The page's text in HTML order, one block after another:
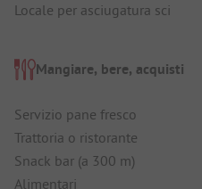
Locale per asciugatura sci
Mangiare, bere, acquisti
Servizio pane fresco
Trattoria o ristorante
Snack bar (a 300 m)
Alimentari